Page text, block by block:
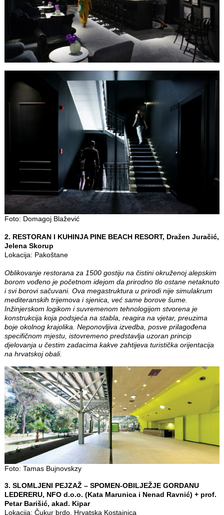
Foto: Domagoj Blažević
2. RESTORAN I KUHINJA PINE BEACH RESORT, Dražen Juračić,
Jelena Skorup
Lokacija: Pakoštane
Oblikovanje restorana za 1500 gostiju na čistini okruženoj alepskim
borom vođeno je početnom idejom da prirodno tlo ostane netaknuto
i svi borovi sačuvani. Ova megastruktura u prirodi nije simulakrum
mediteranskih trijemova i sjenica, već same borove šume.
Inžinjerskom logikom i suvremenom tehnologijom stvorena je
konstrukcija koja podsjeća na stabla, reagira na vjetar, preuzima
boje okolnog krajolika. Neponovljiva izvedba, posve prilagođena
specifičnom mjestu, istovremeno predstavlja uzoran princip
djelovanja u čestim zadacima kakve zahtijeva turistička orijentacija
na hrvatskoj obali.
Foto: Tamas Bujnovskzy
3. SLOMLJENI PEJZAŽ – SPOMEN-OBILJEŽJE GORDANU
LEDERERU, NFO d.o.o. (Kata Marunica i Nenad Ravnić) + prof.
Petar Barišić, akad. Kipar
Lokacija: Čukur brdo, Hrvatska Kostajnica